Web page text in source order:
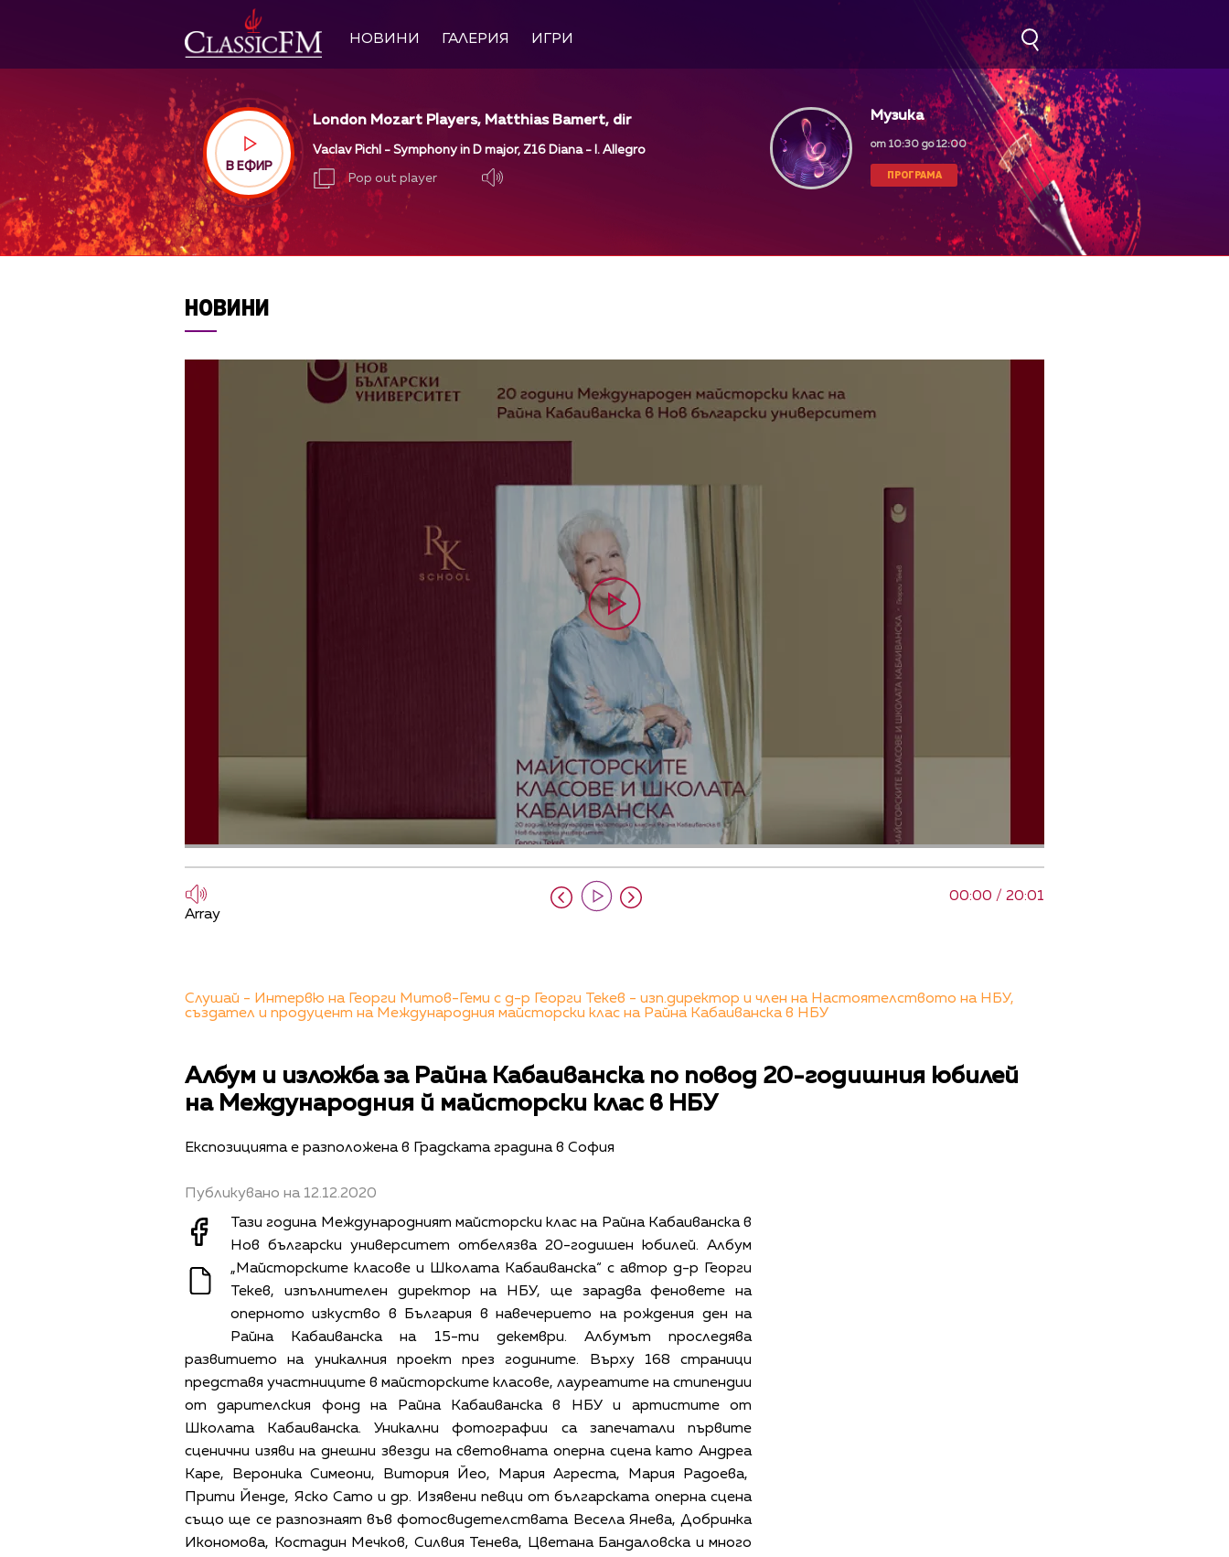
НОВИНИ ГАЛЕРИЯ ИГРИ
В ЕФИР
London Mozart Players, Matthias Bamert, dir
Vaclav Pichl - Symphony in D major, Z16 Diana - I. Allegro
Pop out player
Музика
от 10:30 до 12:00
ПРОГРАМА
НОВИНИ
00:00 / 20:01
Array
Слушай - Интервю на Георги Митов-Геми с д-р Георги Текев - изп.директор и член на Настоятелството на НБУ,
създател и продуцент на Международния майсторски клас на Райна Кабаиванска в НБУ
Албум и изложба за Райна Кабаиванска по повод 20-годишния юбилей
на Международния й майсторски клас в НБУ
Експозицията е разположена в Градската градина в София
Публикувано на 12.12.2020
Тази година Международният майсторски клас на Райна Кабаиванска в
Нов български университет отбелязва 20-годишен юбилей. Албум
„Майсторските класове и Школата Кабаиванска“ с автор д-р Георги
Текев, изпълнителен директор на НБУ, ще зарадва феновете на
оперното изкуство в България в навечерието на рождения ден на
Райна Кабаиванска на 15-ти декември. Албумът проследява
развитието на уникалния проект през годините. Върху 168 страници
представя участниците в майсторските класове, лауреатите на стипендии
от дарителския фонд на Райна Кабаиванска в НБУ и артистите от
Школата Кабаиванска. Уникални фотографии са запечатали първите
сценични изяви на днешни звезди на световната оперна сцена като Андреа
Каре, Вероника Симеони, Витория Йео, Мария Агреста, Мария Радоева,
Прити Йенде, Яско Сато и др. Изявени певци от българската оперна сцена
също ще се разпознаят във фотосвидетелствата Весела Янева, Добринка
Икономова, Костадин Мечков, Силвия Тенева, Цветана Бандаловска и много